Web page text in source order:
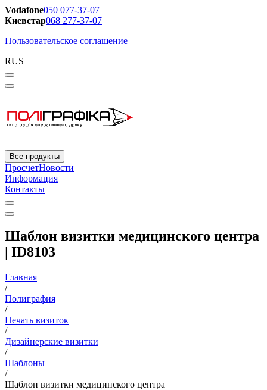
Vodafone050 077-37-07
Киевстар068 277-37-07
Пользовательское соглашение
RUS
Все продукты
ПросчетНовости
Информация
Контакты
Шаблон визитки медицинского центра
| ID8103
Главная
/
Полиграфия
/
Печать визиток
/
Дизайнерские визитки
/
Шаблоны
/
Шаблон визитки медицинского центра